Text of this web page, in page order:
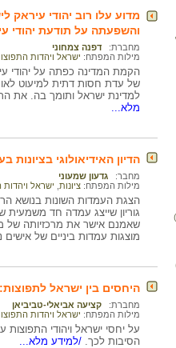
מדוע עלו רוב יהודי
והשפעתה על תודעת יהודי
מחברת:
דפנה צמחוני
מילות המפתח: ישראל ויהדות
הקמת המדינה כפתה על יהודי
של עדת חסות דתית למיעוט
למדינת ישראל ותומך בה. את
מלא...
הדיון האידיאולוגי בציונות
מחבר:
גדעון שמעוני
מילות המפתח: ציונות ישראל
הצגת העמדות השונות בנושא
גוריון שייצג עמדה חד
שאמנם אישר את מרכזיותה של
מוצגות עמדות ביניים של
היחסים בין ישראל
מחברת:
קציעה אביאלי-טביביאן
מילות המפתח: ישראל ויהדות
הסיבות לכך. /למידע מלא...